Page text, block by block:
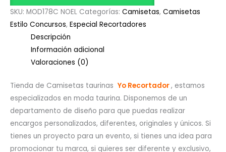
SKU: MOD178C NOEL Categorías: Camisetas, Camisetas
Estilo Concursos, Especial Recortadores
Descripción
Información adicional
Valoraciones (0)
Tienda de Camisetas taurinas Yo Recortador, estamos
especializados en moda taurina. Disponemos de un
departamento de diseño para que puedas realizar
encargos personalizados, diferentes, originales y únicos. Si
tienes un proyecto para un evento, si tienes una idea para
promocionar tu marca, si quieres ser diferente y exclusivo,